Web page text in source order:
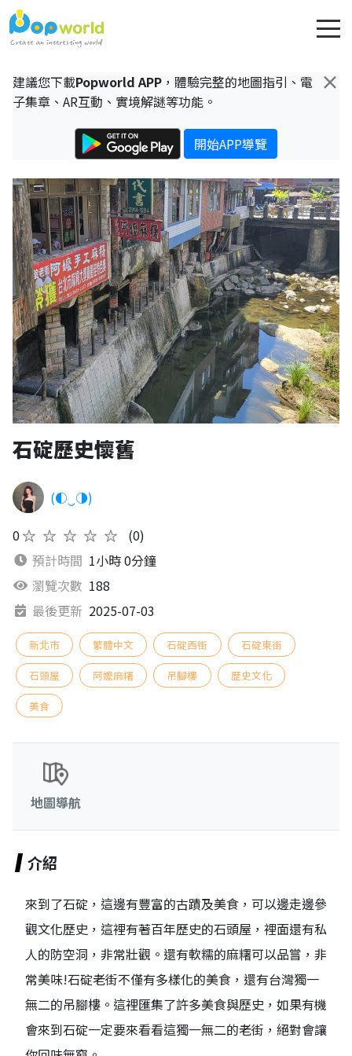
×
建議您下載Popworld APP ，體驗完整的地圖指引、電
子集章、AR互動、實境解謎等功能。
開始APP導覽
石碇歷史懷舊
(◐‿◑)
0★★★★★
(0)
預計時間 1小時 0分鐘
瀏覽次數 188
最後更新 2025-07-03
新北市 繁體中文 石碇西街 石碇東街
石頭屋 阿嬤麻糬 吊腳樓 歷史文化
美食
地圖導航
介紹
來到了石碇，這邊有豐富的古蹟及美食，可以邊走邊參
觀文化歷史，這裡有著百年歷史的石頭屋，裡面還有私
人的防空洞，非常壯觀。還有軟糯的麻糬可以品嘗，非
常美味!石碇老街不僅有多樣化的美食，還有台灣獨一
無二的吊腳樓。這裡匯集了許多美食與歷史，如果有機
會來到石碇一定要來看看這獨一無二的老街，絕對會讓